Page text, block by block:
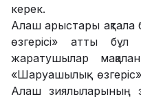
керек.
Алаш арыстары ақтала
өзгерісі» атты бұл
жаратушылар
«Шаруашылық
Алаш зиялыларының